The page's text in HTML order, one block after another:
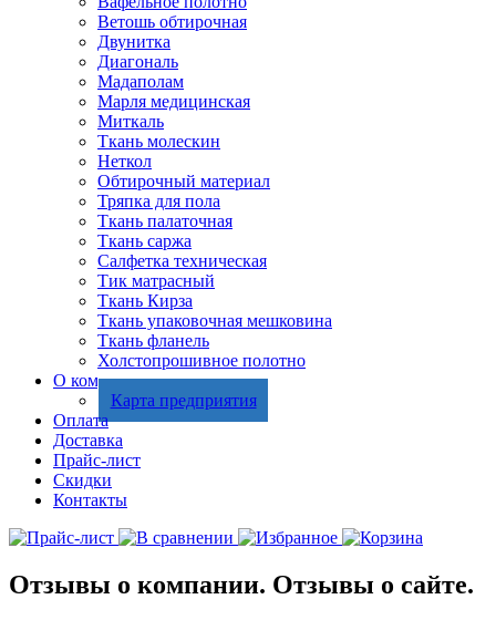
Ветошь обтирочная
Двунитка
Диагональ
Мадаполам
Марля медицинская
Миткаль
Ткань молескин
Неткол
Обтирочный материал
Тряпка для пола
Ткань палаточная
Ткань саржа
Салфетка техническая
Тик матрасный
Ткань Кирза
Ткань упаковочная мешковина
Ткань фланель
Холстопрошивное полотно
О компании
Карта предприятия
Оплата
Доставка
Прайс-лист
Скидки
Контакты
Отзывы о компании. Отзывы о сайте.